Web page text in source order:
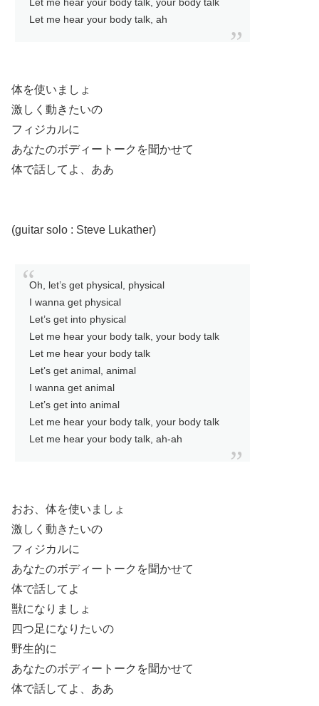
Let me hear your body talk, your body talk
Let me hear your body talk, ah
体を使いましょ
激しく動きたいの
フィジカルに
あなたのボディートークを聞かせて
体で話してよ、ああ
(guitar solo : Steve Lukather)
Oh, let’s get physical, physical
I wanna get physical
Let’s get into physical
Let me hear your body talk, your body talk
Let me hear your body talk
Let’s get animal, animal
I wanna get animal
Let’s get into animal
Let me hear your body talk, your body talk
Let me hear your body talk, ah-ah
おお、体を使いましょ
激しく動きたいの
フィジカルに
あなたのボディートークを聞かせて
体で話してよ
獣になりましょ
四つ足になりたいの
野生的に
あなたのボディートークを聞かせて
体で話してよ、ああ